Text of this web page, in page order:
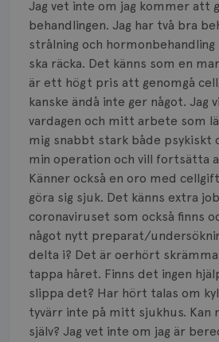
Jag vet inte om jag kommer att
behandlingen. Jag har två bra
strålning och hormonbehandling
ska räcka. Det känns som en
är ett högt pris att genomgå
kanske ändå inte ger något. Jag
vardagen och mitt arbete som
mig snabbt stark både psykiskt
min operation och vill fortsätta
Känner också en oro med
göra sig sjuk. Det känns extra
coronaviruset som också finns
något nytt preparat/
delta i? Det är oerhört
tappa håret. Finns det ingen
slippa det? Har hört talas om
tyvärr inte på mitt sjukhus. Kan
själv? Jag vet inte om jag är
Smärta
Prognos
Risker
Spridd bröstcancer
Strålning
Vätska